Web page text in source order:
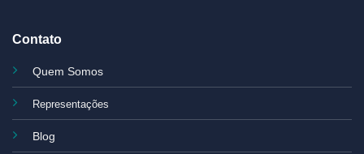
Contato
Quem Somos
Representações
Blog